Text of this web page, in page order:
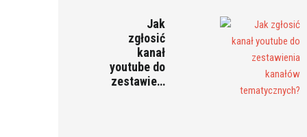
Jak
zgłosić
kanał
youtube do
zestawie…